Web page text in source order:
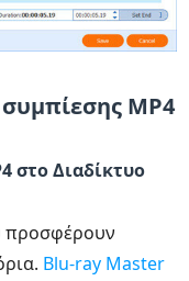
MP4
στο Διαδίκτυο
προσφέρουν
Blu-ray Master